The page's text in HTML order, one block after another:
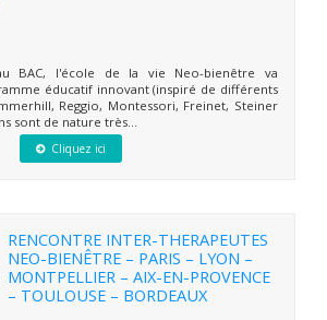
BAC, l'école de la vie Neo-bienêtre va
éducatif innovant (inspiré de différents
Reggio, Montessori, Freinet, Steiner
sont de nature très...
Cliquez ici
RENCONTRE INTER-THERAPEUTES
NEO-BIENÊTRE – PARIS – LYON –
MONTPELLIER – AIX-EN-PROVENCE
– TOULOUSE – BORDEAUX